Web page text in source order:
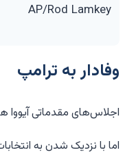
AP/Rod Lamkey
وفادار به ترامپ
اجلاس‌های مقدماتی آیووا
اما با نزدیک شدن به